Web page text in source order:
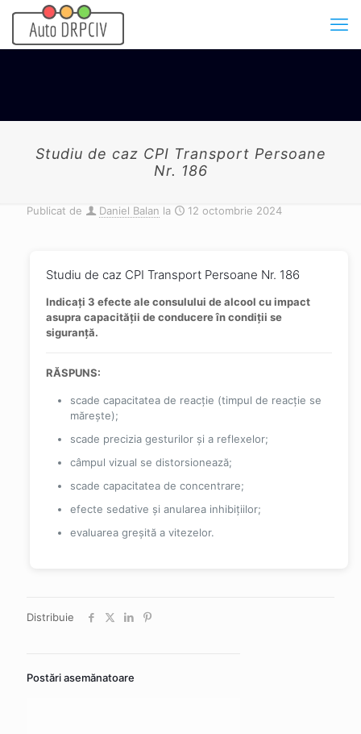
Studiu de caz CPI Transport Persoane
Nr. 186
Publicat de Daniel Balan la 12 octombrie 2024
Studiu de caz CPI Transport Persoane Nr. 186
Indicați 3 efecte ale consulului de alcool cu impact
asupra capacității de conducere în condiții se
siguranță.​
RĂSPUNS:
scade capacitatea de reacție (timpul de reacție se
mărește);
scade precizia gesturilor și a reflexelor;
câmpul vizual se distorsionează;
scade capacitatea de concentrare;
efecte sedative și anularea inhibițiilor;
evaluarea greșită a vitezelor.
Distribuie
Postări asemănatoare